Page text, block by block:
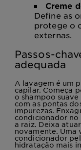
Creme
Define as
protege o
externas.
Passos-
adequada
A lavagem é um
capilar. Começa
o shampoo
com as pontas
impurezas.
condicionador
a raiz. Deixa
novamente. Uma
condicionador
hidratação mais